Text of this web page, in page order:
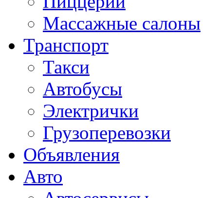
Массажные салоны
Транспорт
Такси
Автобусы
Электрички
Грузоперевозки
Объявления
Авто